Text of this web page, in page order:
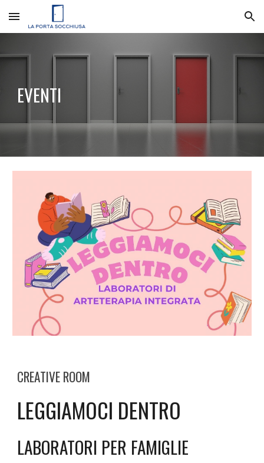
Skip to main content Skip to navigation
EVENTI
CREATIVEROOM
LEGGIAMOCI DENTRO
LABORATORI PER FAMIGLIE